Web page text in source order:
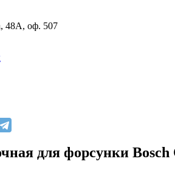
48А, оф. 507
для форсунки